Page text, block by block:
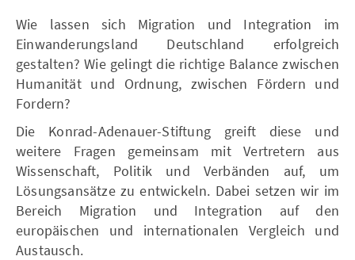
Wie lassen sich Migration und Integration im
Einwanderungsland Deutschland erfolgreich
gestalten? Wie gelingt die richtige Balance zwischen
Humanität und Ordnung, zwischen Fördern und
Fordern?
Die Konrad-Adenauer-Stiftung greift diese und
weitere Fragen gemeinsam mit Vertretern aus
Wissenschaft, Politik und Verbänden auf, um
Lösungsansätze zu entwickeln. Dabei setzen wir im
Bereich Migration und Integration auf den
europäischen und internationalen Vergleich und
Austausch.